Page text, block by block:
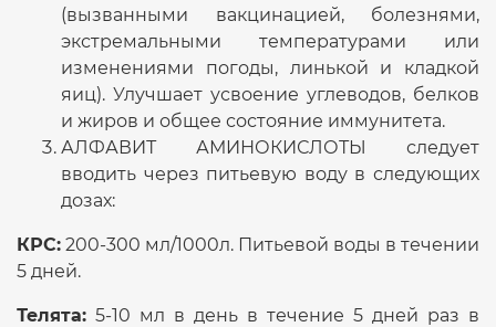
(вызванными вакцинацией, болезнями,
экстремальными температурами или
изменениями погоды, линькой и кладкой
яиц). Улучшает усвоение углеводов, белков
и жиров и общее состояние иммунитета.
АЛФАВИТ АМИНОКИСЛОТЫ следует
вводить через питьевую воду в следующих
дозах:
КРС: 200-300 мл/1000л. Питьевой воды в течении
5 дней.
Телята: 5-10 мл в день в течение 5 дней раз в